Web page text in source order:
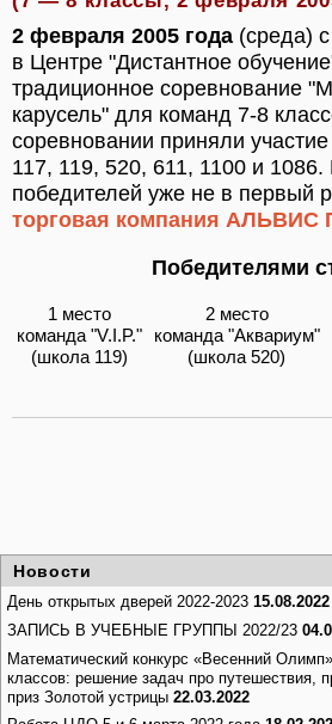
2 февраля 2005 года (среда)
в Центре "Дистантное
традиционное соревнование
карусель" для команд 7-8
соревновании приняли
117, 119, 520, 611, 1100 и
победителей уже не в первый
торговая компания
Победителями
1 место
команда "V.I.P."
(школа 119)
2 место
команда "Аквариум"
(школа 520)
Новости
День открытых дверей 2022-2023 15.08.2022
ЗАПИСЬ В УЧЕБНЫЕ ГРУППЫ 2022/23
Математический конкурс «Весенний
классов: решение задач про путешествия,
приз Золотой устрицы 22.03.2022